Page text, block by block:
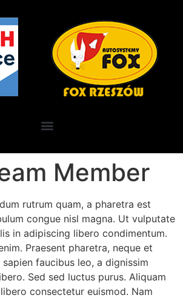
Member
rutrum quam, a pharetra est
congue nisl magna. Ut vulputate
in adipiscing libero condimentum.
Praesent pharetra, neque et
faucibus leo, a dignissim
Sed sed luctus purus. Aliquam
consectetur euismod. Nam